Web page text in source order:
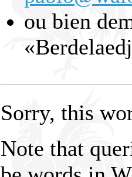
ou bien
Sorry, this
Note that